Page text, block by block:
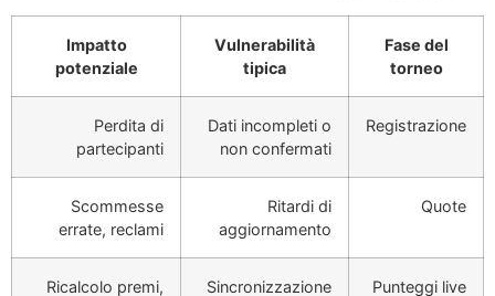
Fase del
torneo
Vulnerabilità
tipica
Impatto
potenziale
Registrazione
Dati incompleti o
non confermati
Perdita di
partecipanti
Quote
Ritardi di
aggiornamento
Scommesse
errate, reclami
Punteggi live
Sincronizzazione
Ricalcolo premi,